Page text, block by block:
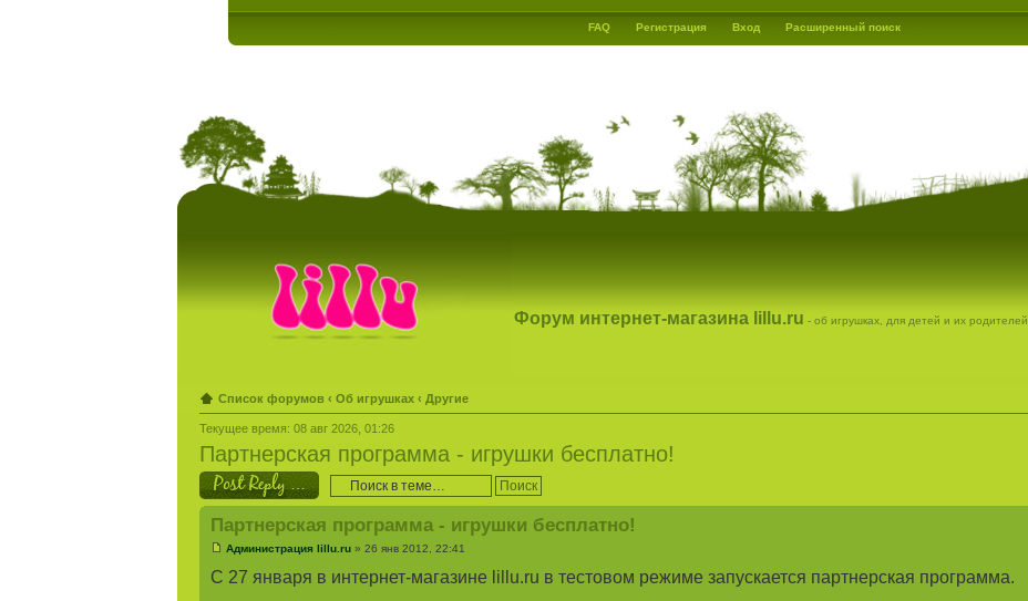
FAQ Регистрация Вход Расширенный поиск
Форум интернет-магазина lillu.ru - об игрушках, для детей и их родителей
Список форумов ‹ Об игрушках ‹ Другие
Текущее время: 08 авг 2026, 01:26
Партнерская программа - игрушки бесплатно!
Ответить
Партнерская программа - игрушки бесплатно!
Администрация lillu.ru » 26 янв 2012, 22:41
С 27 января в интернет-магазине lillu.ru в тестовом режиме запускается партнерская программа.